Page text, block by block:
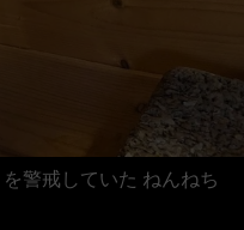
警戒していた ねんねち